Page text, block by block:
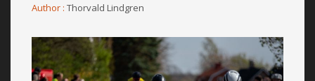
Author : Thorvald Lindgren